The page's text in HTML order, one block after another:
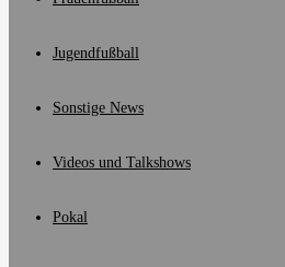
Jugendfußball
Sonstige News
Videos und Talkshows
Pokal